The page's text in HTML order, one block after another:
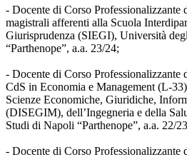
- Docente di Corso Professionalizzante
magistrali afferenti alla Scuola
Giurisprudenza (SIEGI), Università
“Parthenope”, a.a. 23/24;
- Docente di Corso Professionalizzante
CdS in Economia e Management (L-
Scienze Economiche, Giuridiche,
(DISEGIM), dell’Ingegneria e della
Studi di Napoli “Parthenope”, a.a. 22/
- Docente di Corso Professionalizzante